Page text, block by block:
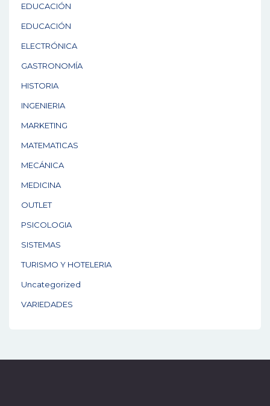
EDUCACIÓN
EDUCACIÓN
ELECTRÓNICA
GASTRONOMÍA
HISTORIA
INGENIERIA
MARKETING
MATEMATICAS
MECÁNICA
MEDICINA
OUTLET
PSICOLOGIA
SISTEMAS
TURISMO Y HOTELERIA
Uncategorized
VARIEDADES